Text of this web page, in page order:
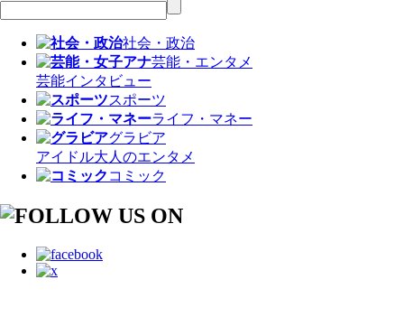
社会・政治
芸能・エンタメ
芸能インタビュー
スポーツ
ライフ・マネー
グラビア
アイドル大人のエンタメ
コミック